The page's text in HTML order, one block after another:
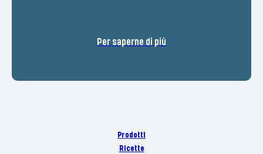
Per saperne di più
Prodotti
Ricette